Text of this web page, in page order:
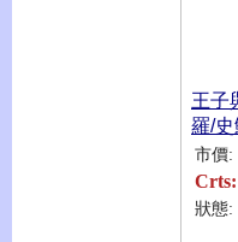
王子
羅/
市價:
Crts:
狀態: